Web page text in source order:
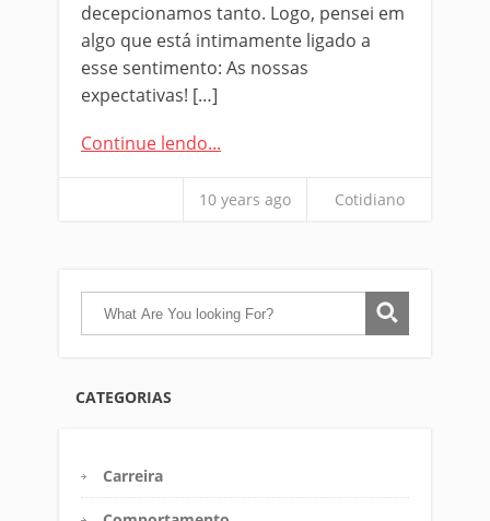
decepcionamos tanto. Logo, pensei em
algo que está intimamente ligado a
esse sentimento: As nossas
expectativas! […]
Continue lendo...
10 years ago Cotidiano
CATEGORIAS
Carreira